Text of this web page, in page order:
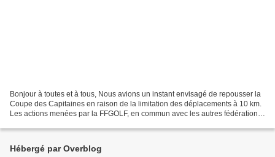
Bonjour à toutes et à tous, Nous avions un instant envisagé de repousser la
Coupe des Capitaines en raison de la limitation des déplacements à 10 km.
Les actions menées par la FFGOLF, en commun avec les autres fédérations
Hébergé par Overblog